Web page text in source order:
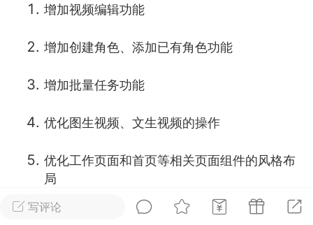
聚合API
龙坤智创合作品牌
调用
API，以及 Amazon Web
Max 的新默认模型，并成为
注接入效率、调用成本和企业报销流程
写评论
增加视频编辑功能
增加创建角色、添加已有角色功能
增加批量任务功能
优化图生视频、文生视频的操作
优化工作页面和首页等相关页面组件的风格布
局
优化积分和令牌模式的切换操作